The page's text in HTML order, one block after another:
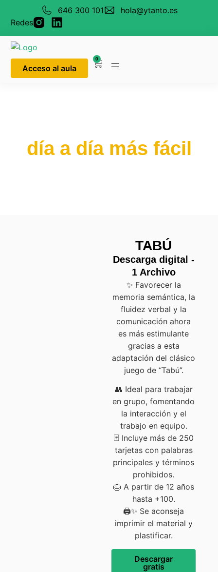
646 300 101
hola@ytanto.es
Redes
Acceso al aula
0
día a día más fácil
TABÚ
Descarga digital -
1 Archivo
✨ Favorecer la
memoria semántica, la
fluidez verbal y la
comunicación ahora
es más estimulante
gracias a esta
adaptación del clásico
juego de “Tabú”.
👥 Ideal para trabajar
en grupo, fomentando
la interacción y el
trabajo en equipo.
🃏 Incluye más de 250
tarjetas con palabras
principales y términos
prohibidos.
🎂 A partir de 12 años
hasta +100.
🖨️✨ Se aconseja
imprimir el material y
plastificar.
Descargar
gratis